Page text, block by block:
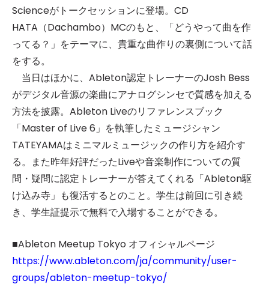
Scienceがトークセッションに登場。CD
HATA（Dachambo）MCのもと、「どうやって曲を作
ってる？」をテーマに、貴重な曲作りの裏側について話
をする。
当日はほかに、Ableton認定トレーナーのJosh Bess
がデジタル音源の楽曲にアナログシンセで質感を加える
方法を披露。Ableton Liveのリファレンスブック
「Master of Live 6」を執筆したミュージシャン
TATEYAMAはミニマルミュージックの作り方を紹介す
る。また昨年好評だったLiveや音楽制作についての質
問・疑問に認定トレーナーが答えてくれる「Ableton駆
け込み寺」も復活するとのこと。学生は前回に引き続
き、学生証提示で無料で入場することができる。
■Ableton Meetup Tokyo オフィシャルページ
https://www.ableton.com/ja/community/user-
groups/ableton-meetup-tokyo/